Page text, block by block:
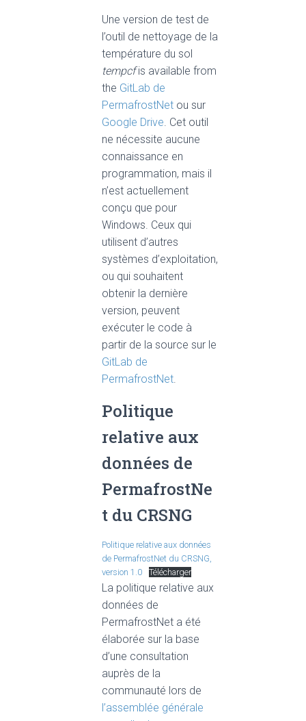
Une version de test de
l’outil de nettoyage de la
température du sol
tempcfis available from
the GitLab de
PermafrostNet ou sur
Google Drive. Cet outil
ne nécessite aucune
connaissance en
programmation, mais il
n’est actuellement
conçu que pour
Windows. Ceux qui
utilisent d’autres
systèmes d’exploitation,
ou qui souhaitent
obtenir la dernière
version, peuvent
exécuter le code à
partir de la source sur le
GitLab de
PermafrostNet.
Politique
relative aux
données de
PermafrostNe
t du CRSNG
Politique relative aux données
de PermafrostNet du CRSNG,
version 1.0
Télécharger
La politique relative aux
données de
PermafrostNet a été
élaborée sur la base
d’une consultation
auprès de la
communauté lors de
l’assemblée générale